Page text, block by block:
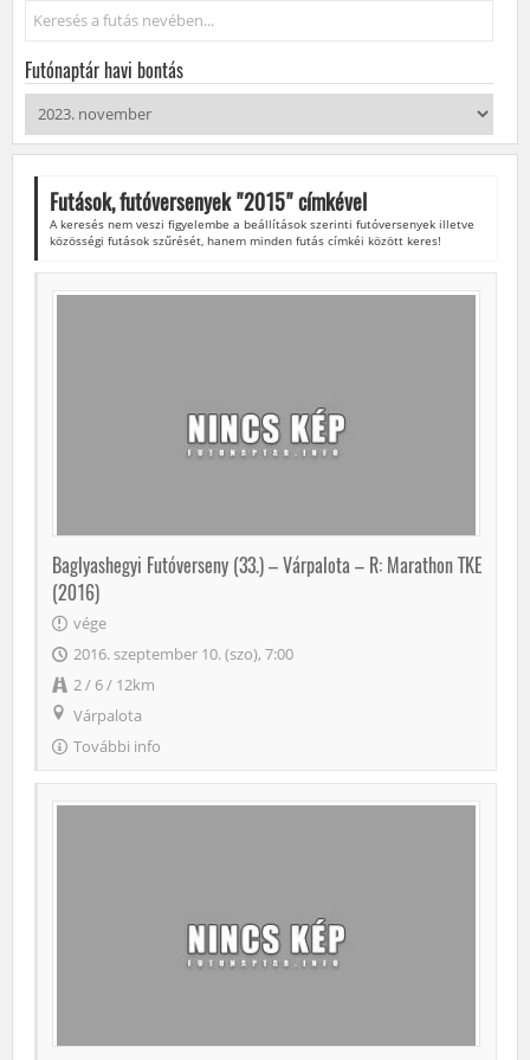
Keresés...
Futónaptár havi bontás
Futások, futóversenyek "2015" címkével
A keresés nem veszi figyelembe a beállítások szerinti futóversenyek illetve
közösségi futások szűrését, hanem minden futás címkéi között keres!
Baglyashegyi Futóverseny (33.) – Várpalota – R: Marathon TKE
(2016)
vége
2016. szeptember 10. (szo), 7:00
2 / 6 / 12km
Várpalota
További info